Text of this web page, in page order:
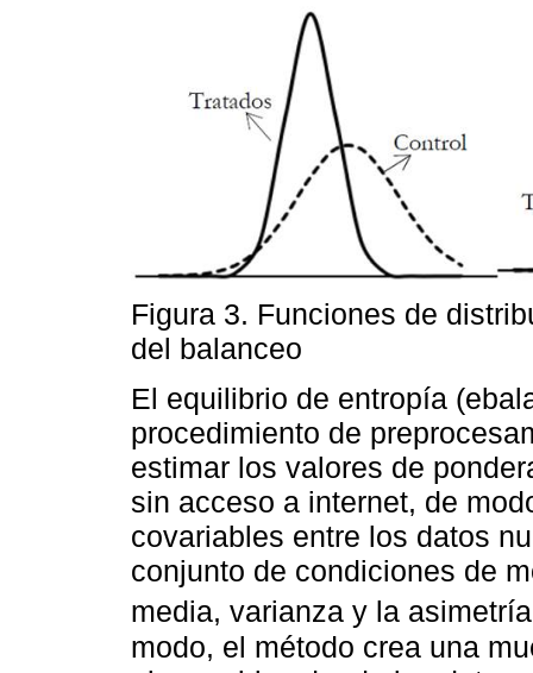
Figura 3. Funciones de
del balanceo
El equilibrio de entropía
procedimiento de
estimar los valores de
sin acceso a internet, de
covariables entre los datos
conjunto de condiciones de
media, varianza y la
modo, el método crea una